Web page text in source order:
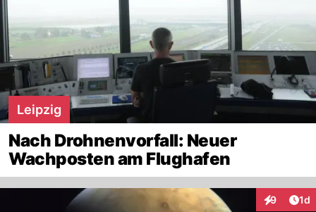
Leipzig
Nach Drohnenvorfall: Neuer
Wachposten am Flughafen
9 1d